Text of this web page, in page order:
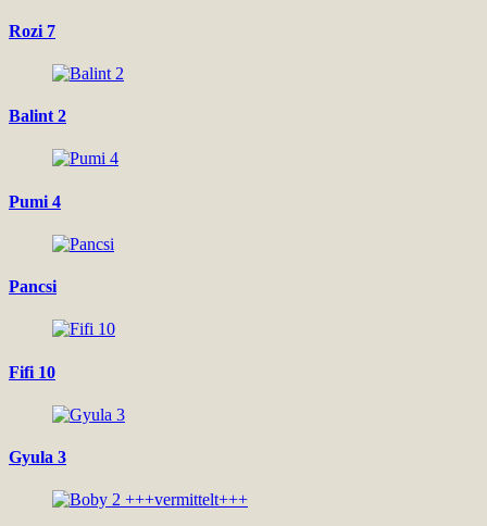
Rozi 7
Balint 2
Pumi 4
Pancsi
Fifi 10
Gyula 3